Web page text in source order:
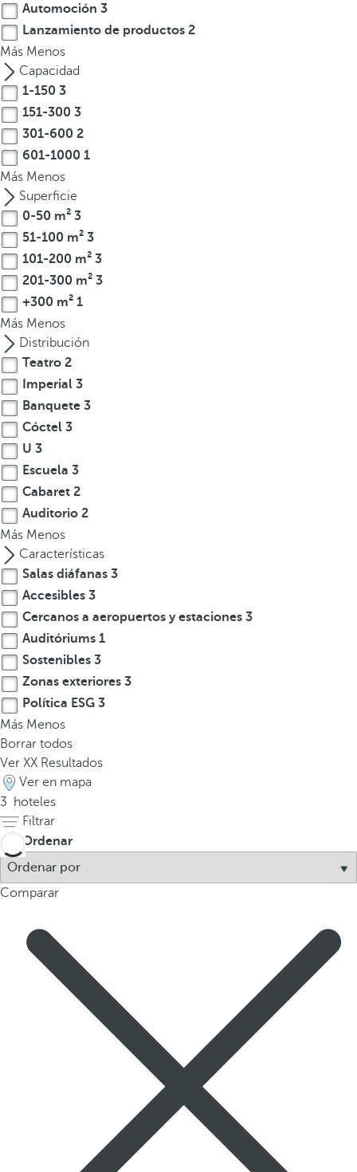
t
e
r
e
,
p
u
e
d
e
s
p
u
l
a
l
a
t
e
c
l
a
e
f
e
c
h
a
h
a
c
a
a
b
a
j
o
a
r
a
Automoción 3
Lanzamiento de productos 2
Más Menos
Capacidad
1-150 3
151-300 3
301-600 2
601-1000 1
Más Menos
Superficie
0-50 m² 3
51-100 m² 3
101-200 m² 3
201-300 m² 3
+300 m² 1
Más Menos
Distribución
Teatro 2
Imperial 3
Banquete 3
Cóctel 3
U 3
Escuela 3
Cabaret 2
Auditorio 2
Más Menos
Características
Salas diáfanas 3
Accesibles 3
Cercanos a aeropuertos y estaciones 3
Auditóriums 1
Sostenibles 3
Zonas exteriores 3
Política ESG 3
Más Menos
Borrar todos
Ver XX Resultados
Ver en mapa
3
hoteles
Filtrar
Ordenar
Comparar